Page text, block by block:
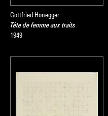
Gottfried Honegger
Tête de femme aux traits
1949